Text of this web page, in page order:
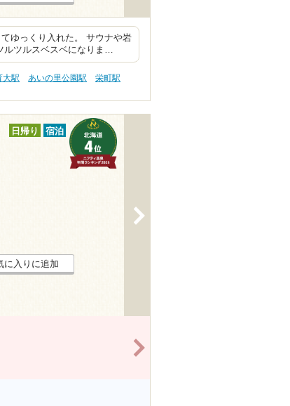
ゆっくり入れた。 サウナや岩
ルツルスベスベになりま…
大駅 あいの里公園駅
栄町駅
日帰り 宿泊
に入りに追加